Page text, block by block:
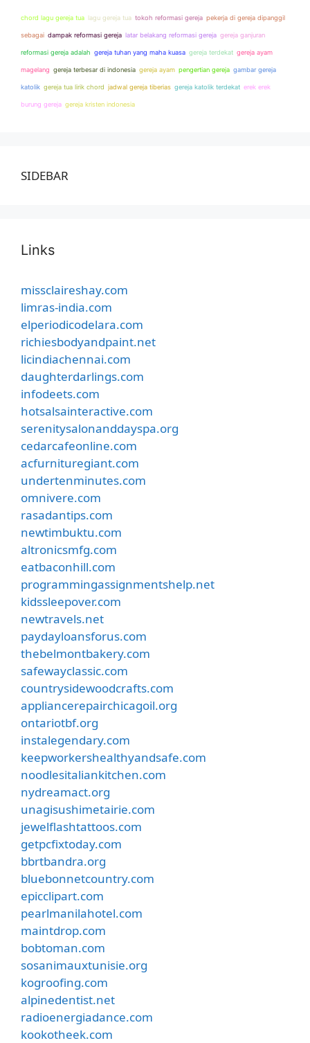
chord lagu gereja tua lagu gereja tua tokoh reformasi gereja pekerja di gereja dipanggil
sebagai dampak reformasi gereja latar belakang reformasi gereja gereja ganjuran
reformasi gereja adalah gereja tuhan yang maha kuasa gereja terdekat gereja ayam
magelang gereja terbesar di indonesia gereja ayam pengertian gereja gambar gereja
katolik gereja tua lirik chord jadwal gereja tiberias gereja katolik terdekat erek erek
burung gereja gereja kristen indonesia
SIDEBAR
Links
missclaireshay.com
limras-india.com
elperiodicodelara.com
richiesbodyandpaint.net
licindiachennai.com
daughterdarlings.com
infodeets.com
hotsalsainteractive.com
serenitysalonanddayspa.org
cedarcafeonline.com
acfurnituregiant.com
undertenminutes.com
omnivere.com
rasadantips.com
newtimbuktu.com
altronicsmfg.com
eatbaconhill.com
programmingassignmentshelp.net
kidssleepover.com
newtravels.net
paydayloansforus.com
thebelmontbakery.com
safewayclassic.com
countrysidewoodcrafts.com
appliancerepairchicagoil.org
ontariotbf.org
instalegendary.com
keepworkershealthyandsafe.com
noodlesitaliankitchen.com
nydreamact.org
unagisushimetairie.com
jewelflashtattoos.com
getpcfixtoday.com
bbrtbandra.org
bluebonnetcountry.com
epicclipart.com
pearlmanilahotel.com
maintdrop.com
bobtoman.com
sosanimauxtunisie.org
kogroofing.com
alpinedentist.net
radioenergiadance.com
kookotheek.com